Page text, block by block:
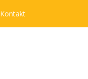
Kontakt